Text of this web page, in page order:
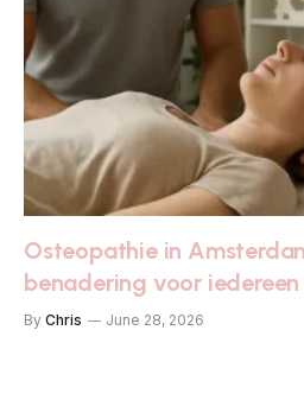
Osteopathie in
benadering voor iedereen
By Chris June 28, 2026